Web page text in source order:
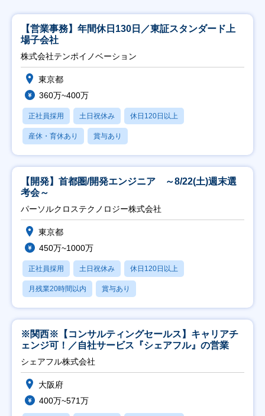
【営業事務】年間休日130日／東証スタンダード上
場子会社
株式会社テンポイノベーション
東京都
360万~400万
正社員採用 土日祝休み 休日120日以上
産休・育休あり 賞与あり
【開発】首都圏/開発エンジニア ～8/22(土)週末選
考会～
パーソルクロステクノロジー株式会社
東京都
450万~1000万
正社員採用 土日祝休み 休日120日以上
月残業20時間以内 賞与あり
※関西※【コンサルティングセールス】キャリアチ
ェンジ可！／自社サービス『シェアフル』の営業
シェアフル株式会社
大阪府
400万~571万